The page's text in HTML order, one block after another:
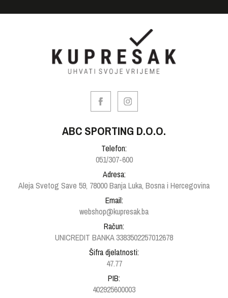
ABC SPORTING D.O.O.
Telefon:
051/307-600
Adresa:
Aleja Svetog Save 59, 78000 Banja Luka, Bosna i Hercegovina
Email:
webshop@kupresak.ba
Račun:
UNICREDIT BANKA 3383502257012678
Šifra djelatnosti:
47.77
PIB:
402925600003